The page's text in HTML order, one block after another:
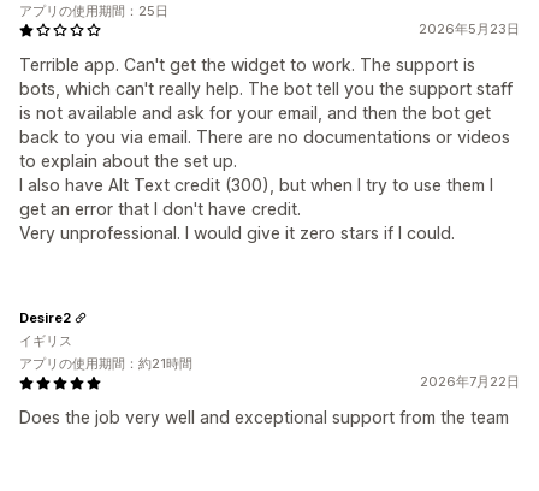
2026年5月23日
Terrible app. Can't get the widget to work. The support is
bots, which can't really help. The bot tell you the support staff
is not available and ask for your email, and then the bot get
back to you via email. There are no documentations or videos
to explain about the set up.
I also have Alt Text credit (300), but when I try to use them I
get an error that I don't have credit.
Very unprofessional. I would give it zero stars if I could.
アプリの使用期間：25日
2026年7月22日
Does the job very well and exceptional support from the team
Desire2
イギリス
アプリの使用期間：約21時間